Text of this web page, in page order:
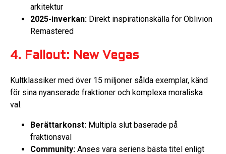
arkitektur
2025-inverkan: Direkt inspirationskälla för Oblivion
Remastered
4. Fallout: New Vegas
Kultklassiker med över 15 miljoner sålda exemplar, känd
för sina nyanserade fraktioner och komplexa moraliska
val.
Berättarkonst: Multipla slut baserade på
fraktionsval
Community: Anses vara seriens bästa titel enligt